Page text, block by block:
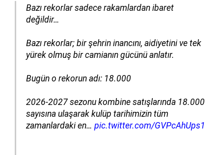
Bazı rekorlar sadece rakamlardan ibaret
değildir…
Bazı rekorlar; bir şehrin inancını, aidiyetini ve tek
yürek olmuş bir camianın gücünü anlatır.
Bugün o rekorun adı: 18.000
2026-2027 sezonu kombine satışlarında 18.000
sayısına ulaşarak kulüp tarihimizin tüm
zamanlardaki en… pic.twitter.com/GVPcAhUps1